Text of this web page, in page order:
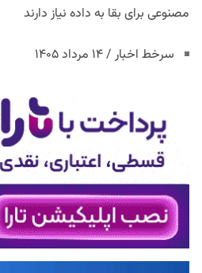
مصنوعی برای بقا به داده نیاز دارند
سرخط اخبار / ۱۴ مرداد ۱۴۰۵